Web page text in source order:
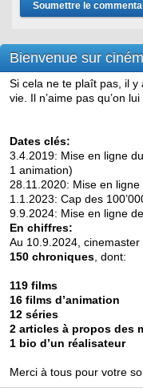
Bienvenue sur
Si cela ne te plaît pas, il y
vie. Il n’aime pas qu’on
Dates clés:
3.4.2019: Mise en ligne
1 animation)
28.11.2020: Mise en
1.1.2023: Cap des
9.9.2024: Mise en ligne
En chiffres:
Au 10.9.2024, cinemaster
150 chroniques, dont:
119 films
16 films d’animation
12 séries
2 articles à propos des
1 bio d’un réalisateur
Merci à tous pour votre